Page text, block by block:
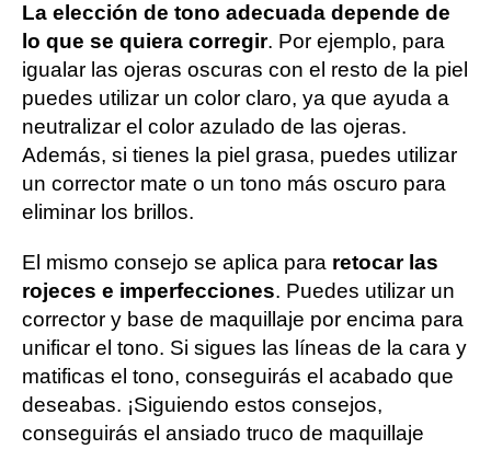
La elección de tono adecuada depende de
lo que se quiera corregir. Por ejemplo, para
igualar las ojeras oscuras con el resto de la piel
puedes utilizar un color claro, ya que ayuda a
neutralizar el color azulado de las ojeras.
Además, si tienes la piel grasa, puedes utilizar
un corrector mate o un tono más oscuro para
eliminar los brillos.
El mismo consejo se aplica para retocar las
rojeces e imperfecciones. Puedes utilizar un
corrector y base de maquillaje por encima para
unificar el tono. Si sigues las líneas de la cara y
matificas el tono, conseguirás el acabado que
deseabas. ¡Siguiendo estos consejos,
conseguirás el ansiado truco de maquillaje